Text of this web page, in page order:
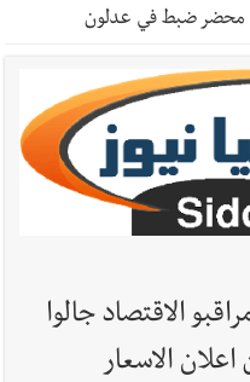
الرياضي مهنئا بإحراز
: انخفاض التغذية بالمياه
العماد رودولف هيكل شدد
محضر ضبط في عدلون
الاقتصاد جالوا
الاسعار